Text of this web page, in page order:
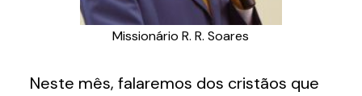
Missionário R. R. Soares
Neste mês, falaremos dos cristãos que